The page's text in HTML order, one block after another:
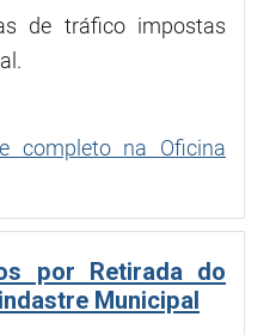
de tráfico impostas
completo na Oficina
por Retirada do
Municipal